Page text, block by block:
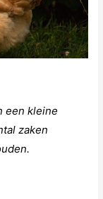
een kleine
zaken